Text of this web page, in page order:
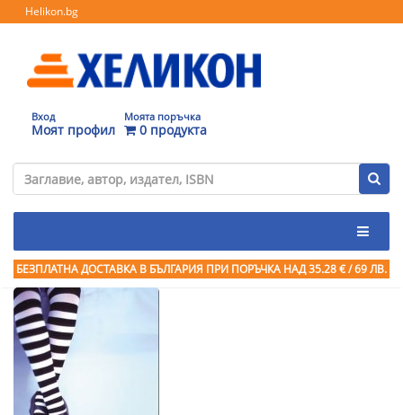
Helikon.bg
Вход
Моят профил
Моята поръчка
0 продукта
БЕЗПЛАТНА ДОСТАВКА В БЪЛГАРИЯ ПРИ ПОРЪЧКА НАД 35.28 € / 69 ЛВ.